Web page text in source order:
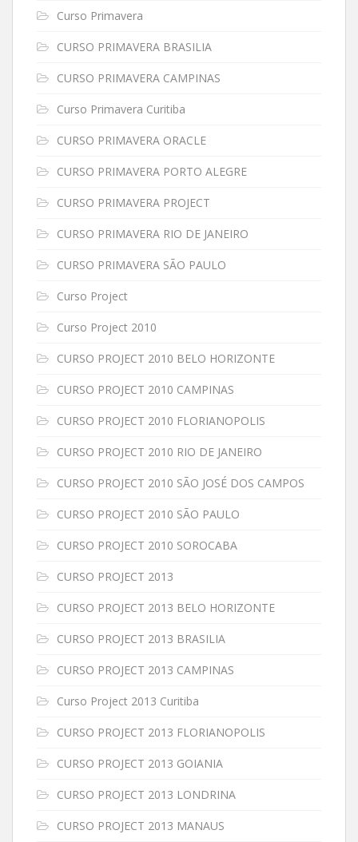
Curso Primavera
CURSO PRIMAVERA BRASILIA
CURSO PRIMAVERA CAMPINAS
Curso Primavera Curitiba
CURSO PRIMAVERA ORACLE
CURSO PRIMAVERA PORTO ALEGRE
CURSO PRIMAVERA PROJECT
CURSO PRIMAVERA RIO DE JANEIRO
CURSO PRIMAVERA SÃO PAULO
Curso Project
Curso Project 2010
CURSO PROJECT 2010 BELO HORIZONTE
CURSO PROJECT 2010 CAMPINAS
CURSO PROJECT 2010 FLORIANOPOLIS
CURSO PROJECT 2010 RIO DE JANEIRO
CURSO PROJECT 2010 SÃO JOSÉ DOS CAMPOS
CURSO PROJECT 2010 SÃO PAULO
CURSO PROJECT 2010 SOROCABA
CURSO PROJECT 2013
CURSO PROJECT 2013 BELO HORIZONTE
CURSO PROJECT 2013 BRASILIA
CURSO PROJECT 2013 CAMPINAS
Curso Project 2013 Curitiba
CURSO PROJECT 2013 FLORIANOPOLIS
CURSO PROJECT 2013 GOIANIA
CURSO PROJECT 2013 LONDRINA
CURSO PROJECT 2013 MANAUS